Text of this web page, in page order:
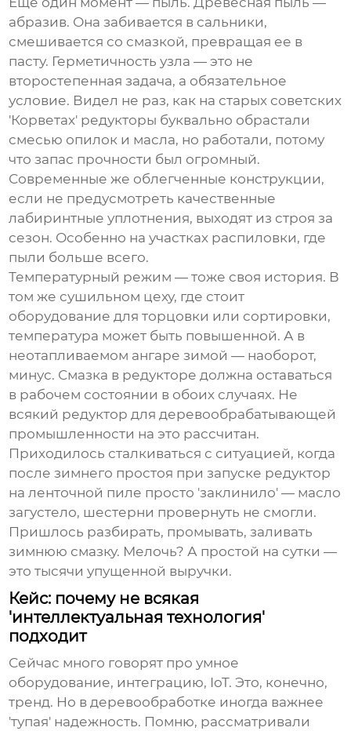
абразив. Она забивается в сальники,
смешивается со смазкой, превращая ее в
пасту. Герметичность узла — это не
второстепенная задача, а обязательное
условие. Видел не раз, как на старых советских
'Корветах' редукторы буквально обрастали
смесью опилок и масла, но работали, потому
что запас прочности был огромный.
Современные же облегченные конструкции,
если не предусмотреть качественные
лабиринтные уплотнения, выходят из строя за
сезон. Особенно на участках распиловки, где
пыли больше всего.
Температурный режим — тоже своя история. В
том же сушильном цеху, где стоит
оборудование для торцовки или сортировки,
температура может быть повышенной. А в
неотапливаемом ангаре зимой — наоборот,
минус. Смазка в редукторе должна оставаться
в рабочем состоянии в обоих случаях. Не
всякий редуктор для деревообрабатывающей
промышленности на это рассчитан.
Приходилось сталкиваться с ситуацией, когда
после зимнего простоя при запуске редуктор
на ленточной пиле просто 'заклинило' — масло
загустело, шестерни провернуть не смогли.
Пришлось разбирать, промывать, заливать
зимнюю смазку. Мелочь? А простой на сутки —
это тысячи упущенной выручки.
Кейс: почему не всякая
'интеллектуальная технология'
подходит
Сейчас много говорят про умное
оборудование, интеграцию, IoT. Это, конечно,
тренд. Но в деревообработке иногда важнее
'тупая' надежность. Помню, рассматривали